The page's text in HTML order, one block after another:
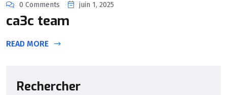
0 Comments juin 1, 2025
ca3c team
READ MORE
Rechercher